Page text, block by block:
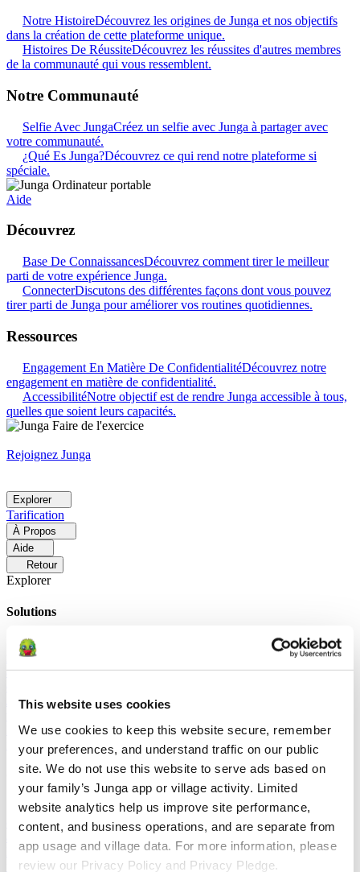
This website uses cookies
We use cookies to keep this website secure, remember
your preferences, and understand traffic on our public
site. We do not use this website to serve ads based on
your family’s Junga app or village activity. Limited
website analytics help us improve site performance,
content, and business operations, and are separate from
app usage and village data. For more information, please
review our Privacy Policy and Privacy Pledge.
Notre HistoireDécouvrez les origines de Junga et nos objectifs
dans la création de cette plateforme unique.
Histoires De RéussiteDécouvrez les réussites d'autres membres
de la communauté qui vous ressemblent.
Notre Communauté
Selfie Avec JungaCréez un selfie avec Junga à partager avec
votre communauté.
¿Qué Es Junga?Découvrez ce qui rend notre plateforme si
spéciale.
Aide
Découvrez
Base De ConnaissancesDécouvrez comment tirer le meilleur
parti de votre expérience Junga.
ConnecterDiscutons des différentes façons dont vous pouvez
tirer parti de Junga pour améliorer vos routines quotidiennes.
Ressources
Engagement En Matière De ConfidentialitéDécouvrez notre
engagement en matière de confidentialité.
AccessibilitéNotre objectif est de rendre Junga accessible à tous,
quelles que soient leurs capacités.
Rejoignez Junga
Explorer
Tarification
À Propos
Aide
Retour
Explorer
Solutions
Pour Les Parents
Découvrez comment les parents facilitent les
routines quotidiennes et encouragent les comportements positifs
avec Junga.
Pour Les EnseignantsDécouvrez comment les
Junga.
Pour Les ThérapeutesDécouvrez comment Junga aide les
Les Groupes SociauxDécouvrez comment les groupes sociaux
favorisent l'engagement communautaire avec Junga.
Comparer
Junga contre Greenlight Greenlight associe une carte de débit
contrôlée à des outils pédagogiques destinés à apprendre aux enfants
à gérer leur budget, à épargner et à investir.
Junga contre Acorns
EarlyAcorns Early aide les parents à initier leurs enfants à la gestion
financière grâce à une carte de débit sécurisée, à des tâches